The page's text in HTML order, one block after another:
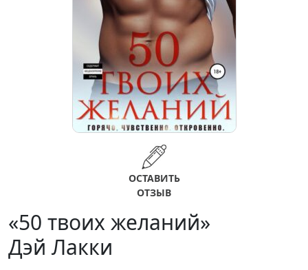
ОСТАВИТЬ
ОТЗЫВ
«50 твоих желаний»
Дэй Лакки